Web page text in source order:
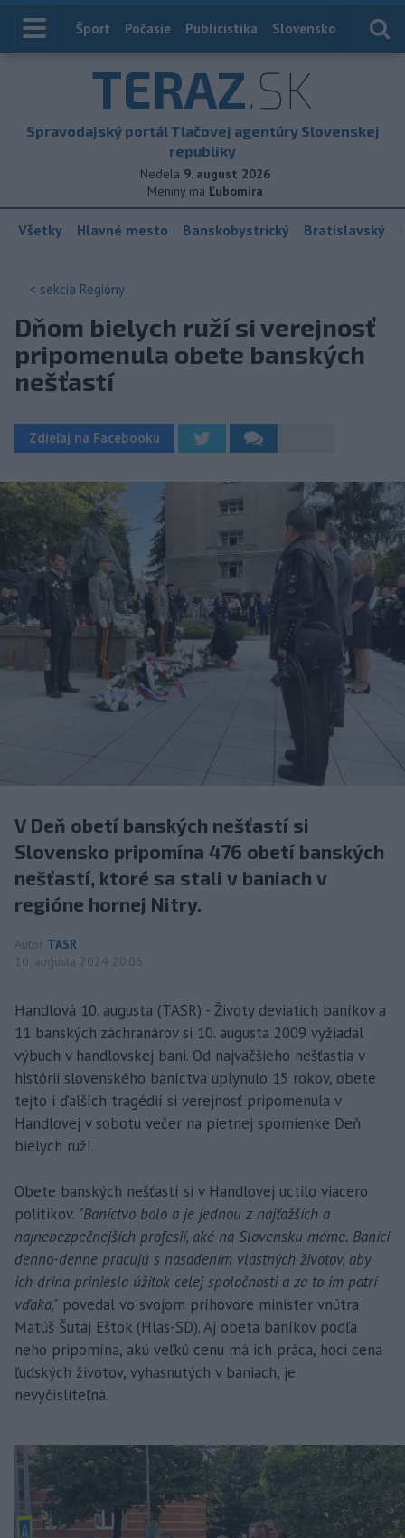
Index
Šport Počasie Publicistika Slovensko
TERAZ.SK
Spravodajský portál Tlačovej agentúry Slovenskej
republiky
Nedela 9. august 2026
Meniny má Ľubomíra
Všetky Hlavné mesto Banskobystrický Bratislavský
< sekcia Regióny
Dňom bielych ruží si verejnosť
pripomenula obete banských
nešťastí
Zdieľaj na Facebooku
V Deň obetí banských nešťastí si
Slovensko pripomína 476 obetí banských
nešťastí, ktoré sa stali v baniach v
regióne hornej Nitry.
Autor TASR
10. augusta 2024 20:06
Handlová 10. augusta (TASR) - Životy deviatich baníkov a
11 banských záchranárov si 10. augusta 2009 vyžiadal
výbuch v handlovskej bani. Od najväčšieho nešťastia v
histórii slovenského baníctva uplynulo 15 rokov, obete
tejto i ďalších tragédií si verejnosť pripomenula v
Handlovej v sobotu večer na pietnej spomienke Deň
bielych ruží.
Obete banských nešťastí si v Handlovej uctilo viacero
politikov. "Baníctvo bolo a je jednou z najťažších a
najnebezpečnejších profesií, aké na Slovensku máme. Baníci
denno-denne pracujú s nasadením vlastných životov, aby
ich drina priniesla úžitok celej spoločnosti a za to im patrí
vďaka," povedal vo svojom príhovore minister vnútra
Matúš Šutaj Eštok (Hlas-SD). Aj obeta baníkov podľa
neho pripomína, akú veľkú cenu má ich práca, hoci cena
ľudských životov, vyhasnutých v baniach, je
nevyčísliteľná.